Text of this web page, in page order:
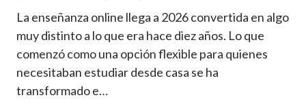
La enseñanza online llega a 2026 convertida en algo
muy distinto a lo que era hace diez años. Lo que
comenzó como una opción flexible para quienes
necesitaban estudiar desde casa se ha
transformado e…